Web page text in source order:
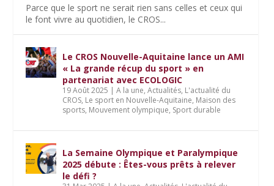
Parce que le sport ne serait rien sans celles et ceux qui
le font vivre au quotidien, le CROS...
Le CROS Nouvelle-Aquitaine lance un AMI
« La grande récup du sport » en
partenariat avec ECOLOGIC
19 Août 2025 |A la une,Actualités, L'actualité du
CROS, Le sport en Nouvelle-Aquitaine, Maison des
sports, Mouvement olympique, Sport durable
La Semaine Olympique et Paralympique
2025 débute : Êtes-vous prêts à relever
le défi ?